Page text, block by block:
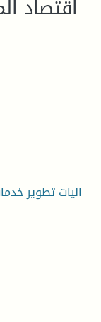
اقتصاد
اليات تطوير